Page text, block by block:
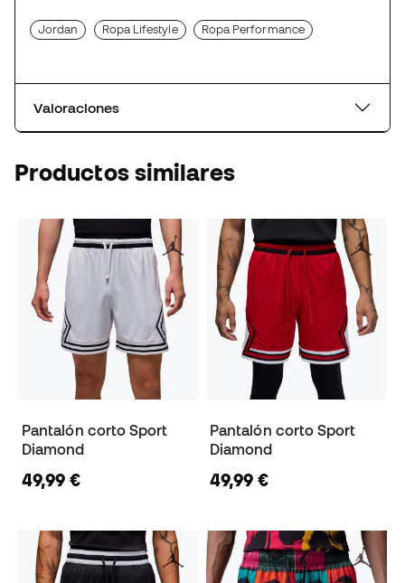
Jordan Ropa Lifestyle Ropa Performance
Valoraciones
Productos similares
Pantalón corto Sport
Diamond
49,99 €
Pantalón corto Sport
Diamond
49,99 €